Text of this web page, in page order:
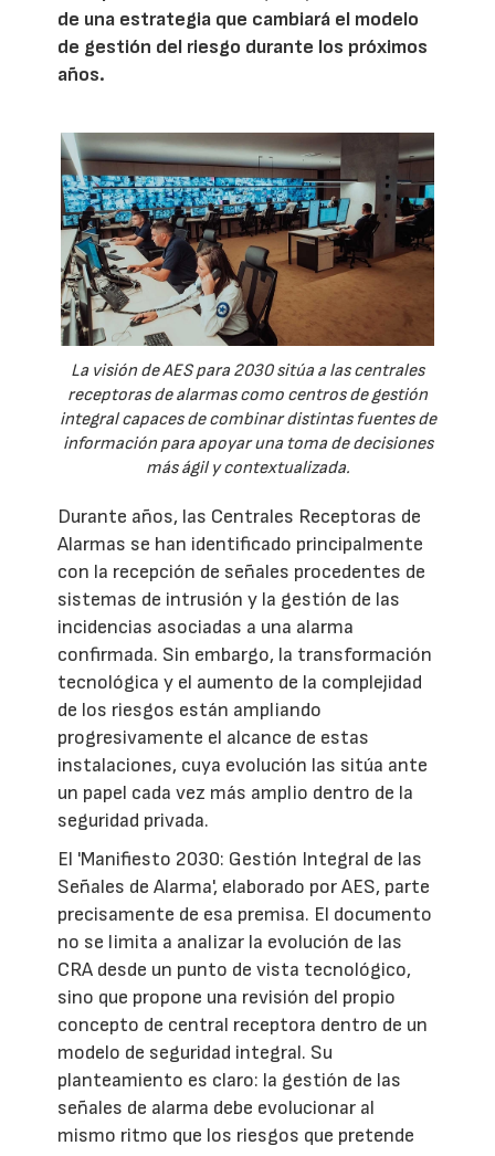
de una estrategia que cambiará el modelo
de gestión del riesgo durante los próximos
años.
La visión de AES para 2030 sitúa a las centrales
receptoras de alarmas como centros de gestión
integral capaces de combinar distintas fuentes de
información para apoyar una toma de decisiones
más ágil y contextualizada.
Durante años, las Centrales Receptoras de
Alarmas se han identificado principalmente
con la recepción de señales procedentes de
sistemas de intrusión y la gestión de las
incidencias asociadas a una alarma
confirmada. Sin embargo, la transformación
tecnológica y el aumento de la complejidad
de los riesgos están ampliando
progresivamente el alcance de estas
instalaciones, cuya evolución las sitúa ante
un papel cada vez más amplio dentro de la
seguridad privada.
El 'Manifiesto 2030: Gestión Integral de las
Señales de Alarma', elaborado por AES, parte
precisamente de esa premisa. El documento
no se limita a analizar la evolución de las
CRA desde un punto de vista tecnológico,
sino que propone una revisión del propio
concepto de central receptora dentro de un
modelo de seguridad integral. Su
planteamiento es claro: la gestión de las
señales de alarma debe evolucionar al
mismo ritmo que los riesgos que pretende